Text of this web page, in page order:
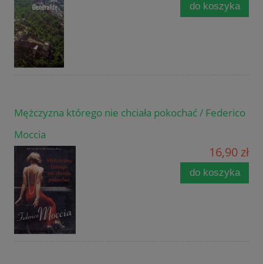
do koszyka
Mężczyzna którego nie chciała pokochać / Federico
Moccia
16,90 zł
do koszyka